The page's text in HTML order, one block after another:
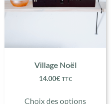
Village Noël
14.00€ TTC
Choix des options